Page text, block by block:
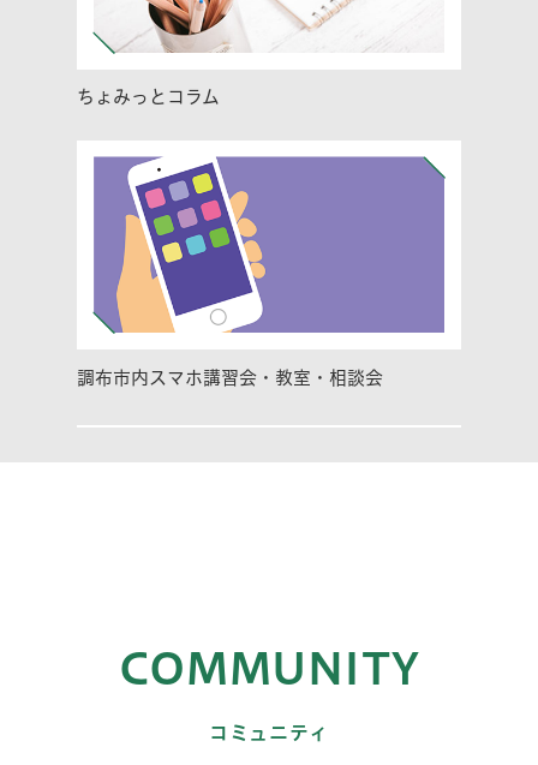
ちょみっとコラム
調布市内スマホ講習会・教室・相談会
COMMUNITY
コミュニティ